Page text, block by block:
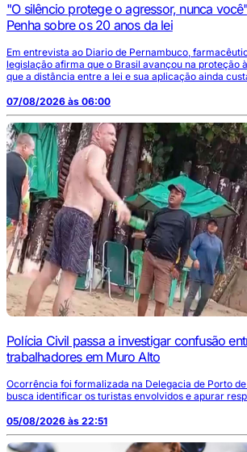
"O silêncio protege o agressor, nunca
Penha sobre os 20 anos da lei
Em entrevista ao Diario de Pernambuco,
legislação afirma que o Brasil avançou na proteção
que a distância entre a lei e sua aplicação ainda
07/08/2026 às 06:00
Polícia Civil passa a investigar confusão
trabalhadores em Muro Alto
Ocorrência foi formalizada na Delegacia de Porto
busca identificar os turistas envolvidos e apurar
05/08/2026 às 22:51